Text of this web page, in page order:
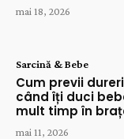
mai 18, 2026
Sarcină & Bebe
Cum previi
când îți duci
mult timp în
mai 11, 2026